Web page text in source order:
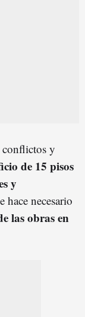
conflictos y
de 15 pisos
y
hace necesario
lasobras en